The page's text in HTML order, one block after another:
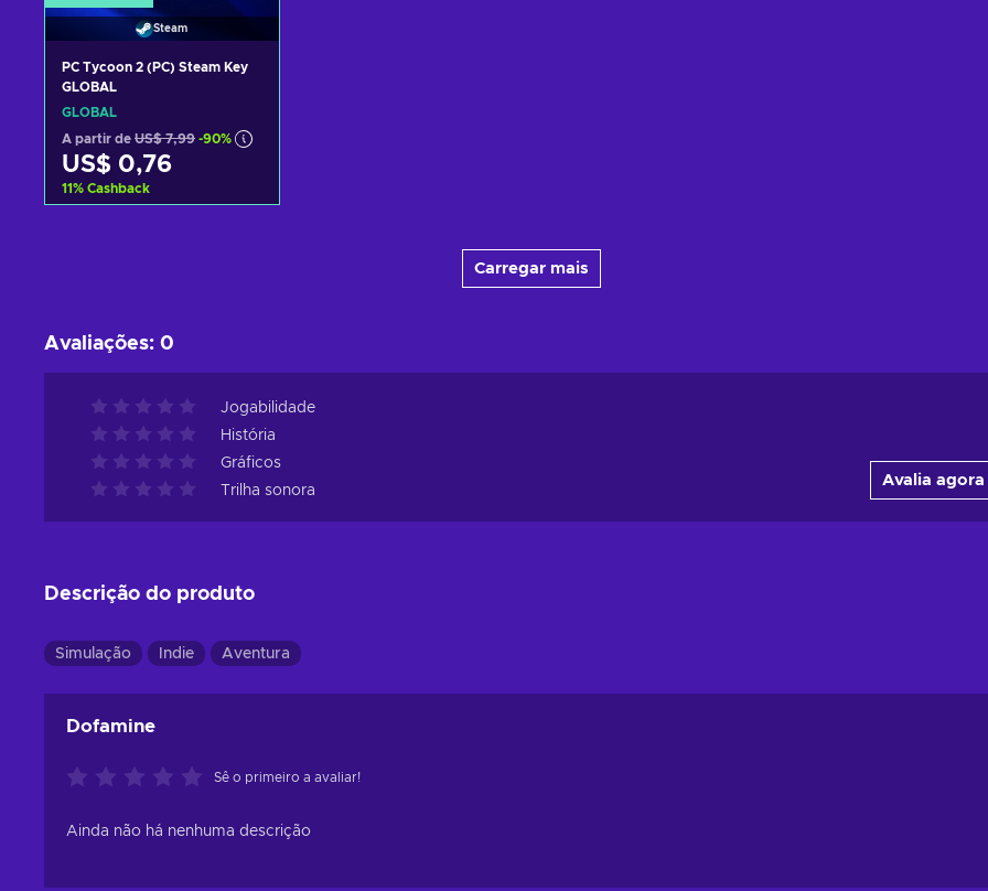
Steam
PC Tycoon 2 (PC) Steam Key
GLOBAL
GLOBAL
A partir de US$ 7,99 -90%
US$ 0,76
11% Cashback
Carregar mais
Avaliações: 0
Jogabilidade
História
Gráficos
Trilha sonora
Avalia agora
Descrição do produto
Simulação Indie Aventura
Dofamine
Sê o primeiro a avaliar!
Ainda não há nenhuma descrição